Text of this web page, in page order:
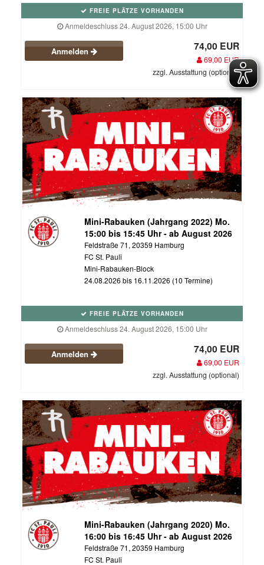
FREIE PLÄTZE VORHANDEN
Anmeldeschluss 24. August 2026, 15:00 Uhr
Anmelden 74,00 EUR
69,00 EUR
zzgl. Ausstattung (optional)
Mini-Rabauken (Jahrgang 2022) Mo.
15:00 bis 15:45 Uhr - ab August 2026
Feldstraße 71, 20359 Hamburg
FC St. Pauli
Mini-Rabauken-Block
24.08.2026 bis 16.11.2026 (10 Termine)
FREIE PLÄTZE VORHANDEN
Anmeldeschluss 24. August 2026, 15:00 Uhr
Anmelden 74,00 EUR
69,00 EUR
zzgl. Ausstattung (optional)
Mini-Rabauken (Jahrgang 2020) Mo.
16:00 bis 16:45 Uhr - ab August 2026
Feldstraße 71, 20359 Hamburg
FC St. Pauli